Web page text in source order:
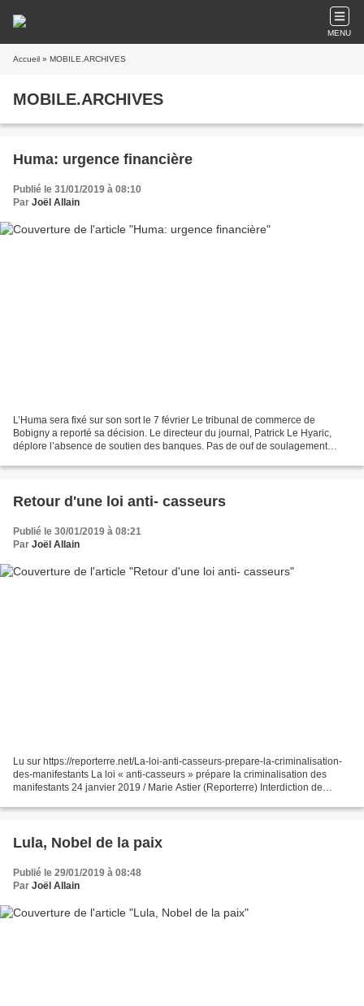
MENU
Accueil » MOBILE.ARCHIVES
MOBILE.ARCHIVES
Huma: urgence financière
Publié le 31/01/2019 à 08:10
Par Joël Allain
L’Huma sera fixé sur son sort le 7 février Le tribunal de commerce de
Bobigny a reporté sa décision. Le directeur du journal, Patrick Le Hyaric,
déplore l’absence de soutien des banques. Pas de ouf de soulagement
Retour d'une loi anti- casseurs
Publié le 30/01/2019 à 08:21
Par Joël Allain
Lu sur https://reporterre.net/La-loi-anti-casseurs-prepare-la-criminalisation-
des-manifestants La loi « anti-casseurs » prépare la criminalisation des
manifestants 24 janvier 2019 / Marie Astier (Reporterre) Interdiction de
Lula, Nobel de la paix
Publié le 29/01/2019 à 08:48
Par Joël Allain